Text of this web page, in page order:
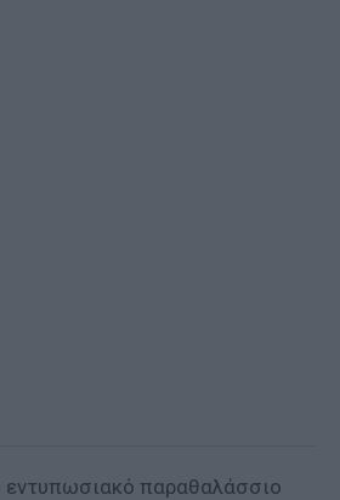
εντυπωσιακό παραθαλάσσιο